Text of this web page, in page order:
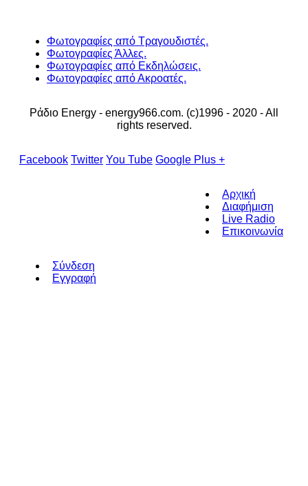
Φωτογραφίες από Τραγουδιστές.
Φωτογραφίες Άλλες.
Φωτογραφίες από Εκδηλώσεις.
Φωτογραφίες από Ακροατές.
Ράδιο Energy - energy966.com. (c)1996 - 2020 - All
rights reserved.
Facebook Twitter You Tube Google Plus +
Αρχική
Διαφήμιση
Live Radio
Επικοινωνία
Σύνδεση
Εγγραφή